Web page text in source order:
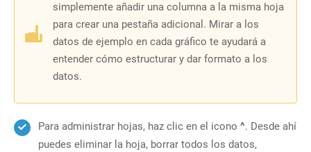
simplemente añadir una columna a la misma hoja
para crear una pestaña adicional. Mirar a los
datos de ejemplo en cada gráfico te ayudará a
entender cómo estructurar y dar formato a los
datos.
Para administrar hojas, haz clic en el icono ^. Desde ahí
puedes eliminar la hoja, borrar todos los datos,